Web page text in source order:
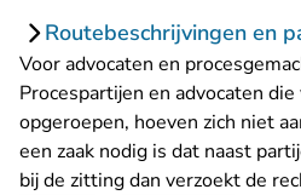
Routebeschrijvingen en
Voor advocaten en
Procespartijen en advocaten
opgeroepen, hoeven zich niet
een zaak nodig is dat naast
bij de zitting dan verzoekt de